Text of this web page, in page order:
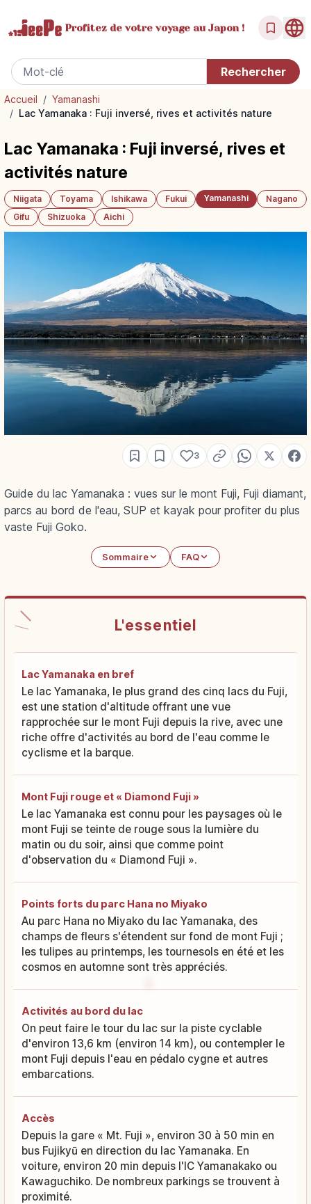
Profitez de votrevoyage au Japon !
Accueil / Yamanashi
/ Lac Yamanaka : Fuji inversé, rives et activités nature
Lac Yamanaka : Fuji inversé, rives et
activités nature
Niigata Toyama Ishikawa Fukui Yamanashi
Nagano
Gifu
Shizuoka Aichi
3
Guide du lac Yamanaka : vues sur le mont Fuji, Fuji diamant,
parcs au bord de l'eau, SUP et kayak pour profiter du plus
vaste Fuji Goko.
Sommaire FAQ
L'essentiel
Lac Yamanaka en bref
Le lac Yamanaka, le plus grand des cinq lacs du Fuji,
est une station d'altitude offrant une vue
rapprochée sur le mont Fuji depuis la rive, avec une
riche offre d'activités au bord de l'eau comme le
cyclisme et la barque.
Mont Fuji rouge et « Diamond Fuji »
Le lac Yamanaka est connu pour les paysages où le
mont Fuji se teinte de rouge sous la lumière du
matin ou du soir, ainsi que comme point
d'observation du « Diamond Fuji ».
Points forts du parc Hana no Miyako
Au parc Hana no Miyako du lac Yamanaka, des
champs de fleurs s'étendent sur fond de mont Fuji ;
les tulipes au printemps, les tournesols en été et les
cosmos en automne sont très appréciés.
Activités au bord du lac
On peut faire le tour du lac sur la piste cyclable
d'environ 13,6 km (environ 14 km), ou contempler le
mont Fuji depuis l'eau en pédalo cygne et autres
embarcations.
Accès
Depuis la gare « Mt. Fuji », environ 30 à 50 min en
bus Fujikyū en direction du lac Yamanaka. En
voiture, environ 20 min depuis l'IC Yamanakako ou
Kawaguchiko. De nombreux parkings se trouvent à
proximité.